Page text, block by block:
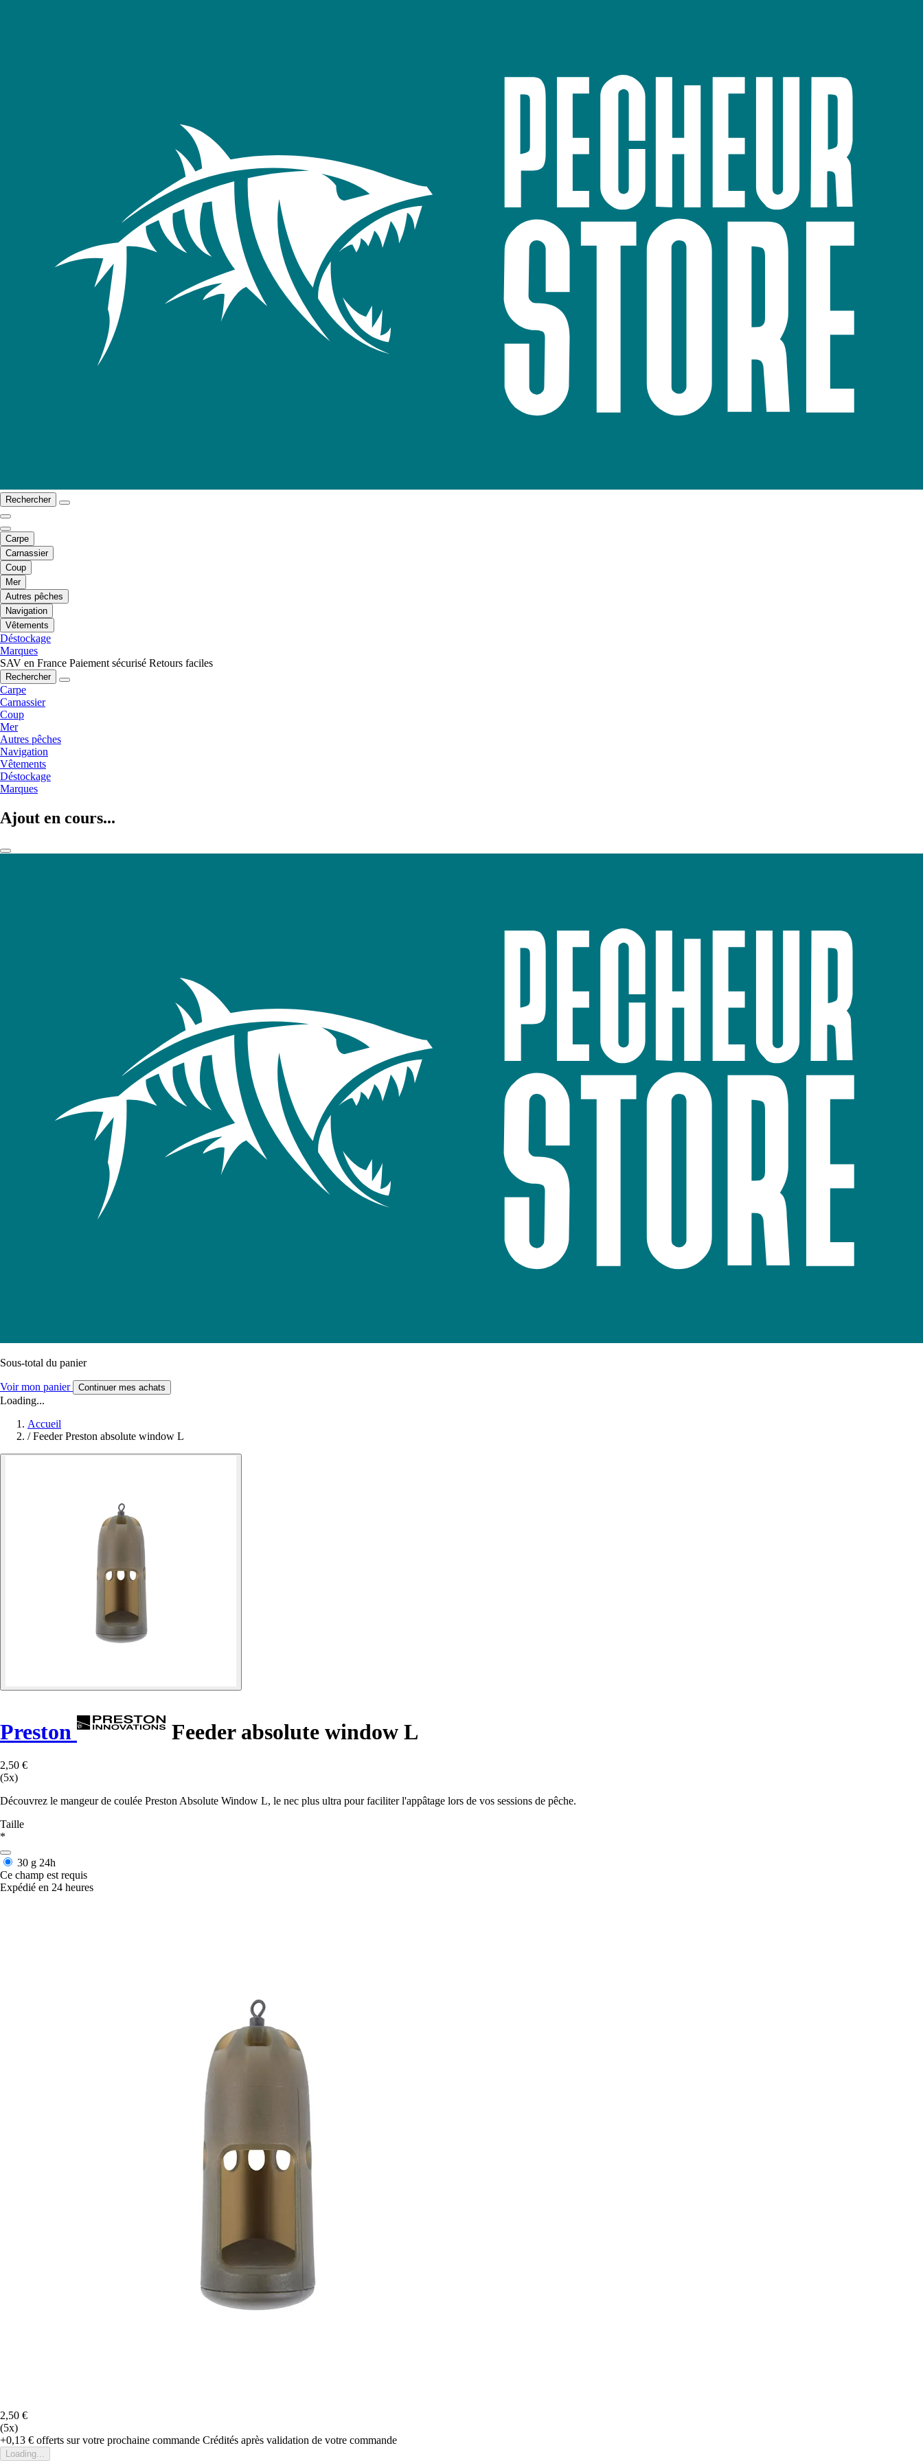
Rechercher
Carpe
Carnassier
Coup
Mer
Autres pêches
Navigation
Vêtements
Déstockage
Marques
SAV en France Paiement sécurisé Retours faciles
Rechercher
Carpe
Carnassier
Coup
Mer
Autres pêches
Navigation
Vêtements
Déstockage
Marques
Ajout en cours...
Sous-total du panier
Voir mon panier Continuer mes achats
Loading...
Accueil
/ Feeder Preston absolute window L
Preston Feeder absolute window L
2,50 €
(5x)
Découvrez le mangeur de coulée Preston Absolute Window L, le nec plus ultra pour faciliter l'appâtage lors de vos sessions de pêche.
Taille
*
30 g 24h
Ce champ est requis
Expédié en 24 heures
2,50 €
(5x)
+0,13 € offerts sur votre prochaine commande Crédités après validation de votre commande
Loading...